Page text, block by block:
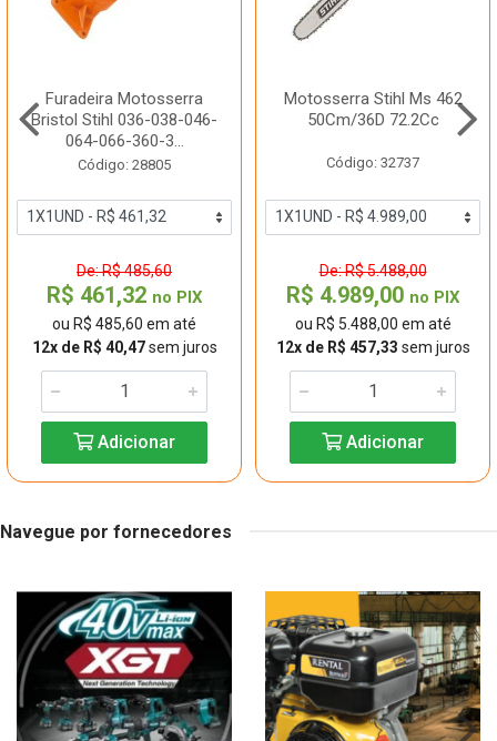
Furadeira Motosserra
Bristol Stihl 036-038-046-
064-066-360-3...
Código: 28805
De: R$ 485,60
R$ 461,32 no PIX
ou R$ 485,60 em até
12x de R$ 40,47sem juros
Adicionar
Motosserra Stihl Ms 462
50Cm/36D 72.2Cc
Código: 32737
De: R$ 5.488,00
R$ 4.989,00 no PIX
ou R$ 5.488,00 em até
12x de R$ 457,33 sem juros
Adicionar
Navegue por fornecedores